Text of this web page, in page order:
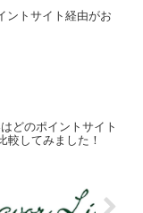
ントサイト経由がお
どのポイントサイト
較してみました！